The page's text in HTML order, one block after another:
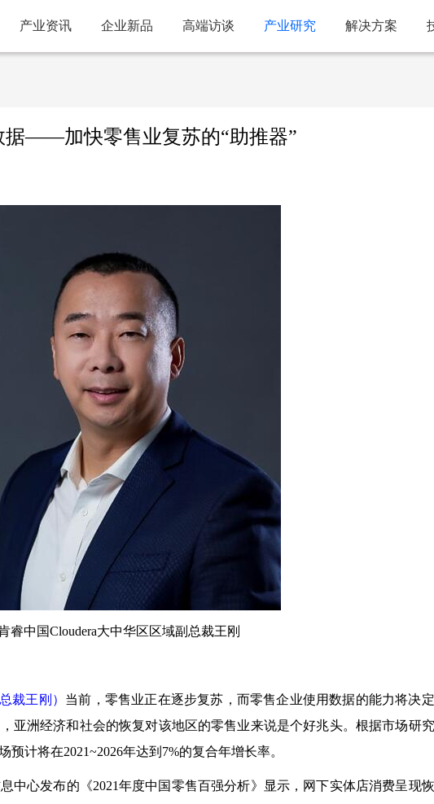
产业资讯 企业新品 高端访谈 产业研究 解决方案
据——加快零售业复苏的“助推器”
睿中国Cloudera大中华区区域副总裁王刚
裁王刚） 当前，零售业正在逐步复苏，而零售企业使用数据的能力将决
亚洲经济和社会的恢复对该地区的零售业来说是个好兆头。根据市场研
计将在2021~2026年达到7%的复合年增长率。
中心发布的《2021年度中国零售百强分析》显示，网下实体店消费呈现